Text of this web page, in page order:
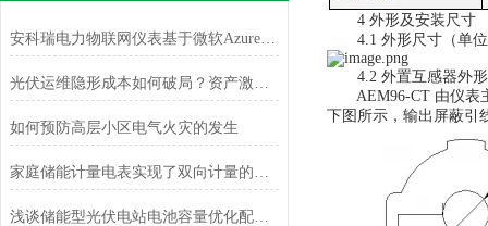
安科瑞电力物联网仪表基于微软Azure对接海外电力平台
光伏运维隐形成本如何破局？资产激励策略在公益场馆的应用
如何预防高层小区电气火灾的发生
家庭储能计量电表实现了双向计量的功能
浅谈储能型光伏电站电池容量优化配置与协调控制
4 外形及安装尺寸
4.1 外形尺寸（单位
4.2 外置互感器外形
AEM96-CT 由仪表主
下图所示，输出屏蔽引